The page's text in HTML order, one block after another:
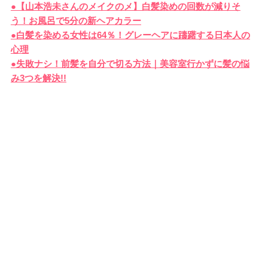
●【山本浩未さんのメイクのメ】白髪染めの回数が減りそ
う！お風呂で5分の新ヘアカラー
●白髪を染める女性は64％！グレーヘアに躊躇する日本人の
心理
●失敗ナシ！前髪を自分で切る方法｜美容室行かずに髪の悩
み3つを解決!!